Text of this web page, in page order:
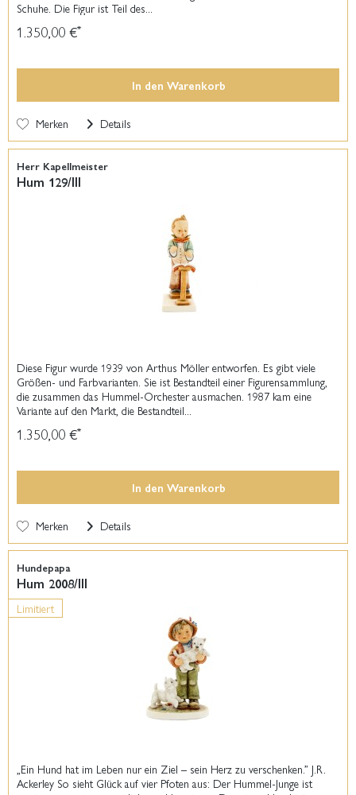
Schuhe. Die Figur ist Teil des...
1.350,00 €*
In den Warenkorb
Merken Details
Herr Kapellmeister
Hum 129/III
Diese Figur wurde 1939 von Arthus Möller entworfen. Es gibt viele
Größen- und Farbvarianten. Sie ist Bestandteil einer Figurensammlung,
die zusammen das Hummel-Orchester ausmachen. 1987 kam eine
Variante auf den Markt, die Bestandteil...
1.350,00 €*
In den Warenkorb
Merken Details
Limitiert
Hundepapa
Hum 2008/III
„Ein Hund hat im Leben nur ein Ziel – sein Herz zu verschenken.” J.R.
Ackerley So sieht Glück auf vier Pfoten aus: Der Hummel-Junge ist